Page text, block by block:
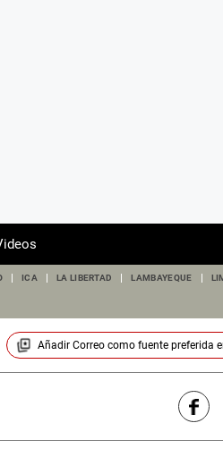
ICA LA LIBERTAD LAMBAYEQUE
Añadir Correocomo fuente preferida